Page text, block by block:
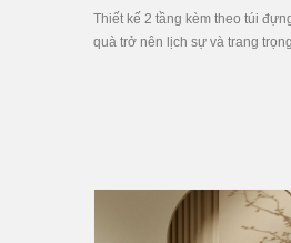
Thiết kế 2 tầng kèm theo túi
quà trở nên lịch sự và trang trọng